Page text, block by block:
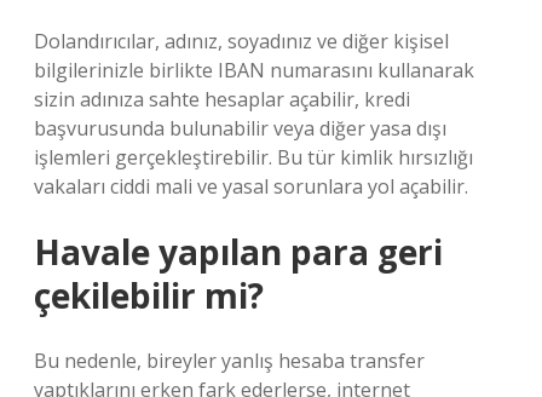
Dolandırıcılar, adınız, soyadınız ve diğer kişisel
bilgilerinizle birlikte IBAN numarasını kullanarak
sizin adınıza sahte hesaplar açabilir, kredi
başvurusunda bulunabilir veya diğer yasa dışı
işlemleri gerçekleştirebilir. Bu tür kimlik hırsızlığı
vakaları ciddi mali ve yasal sorunlara yol açabilir.
Havale yapılan para geri
çekilebilir mi?
Bu nedenle, bireyler yanlış hesaba transfer
yaptıklarını erken fark ederlerse, internet